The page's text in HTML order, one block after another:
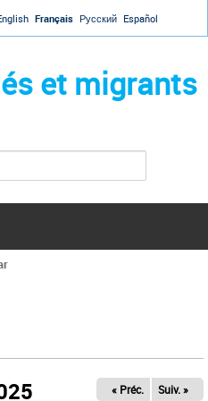
Français Русский Español
et migrants
« Préc. Suiv. »